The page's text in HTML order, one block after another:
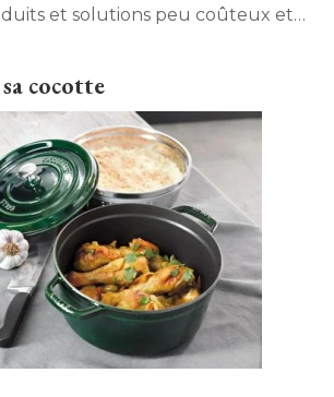
et solutions peu coûteux et
cocotte